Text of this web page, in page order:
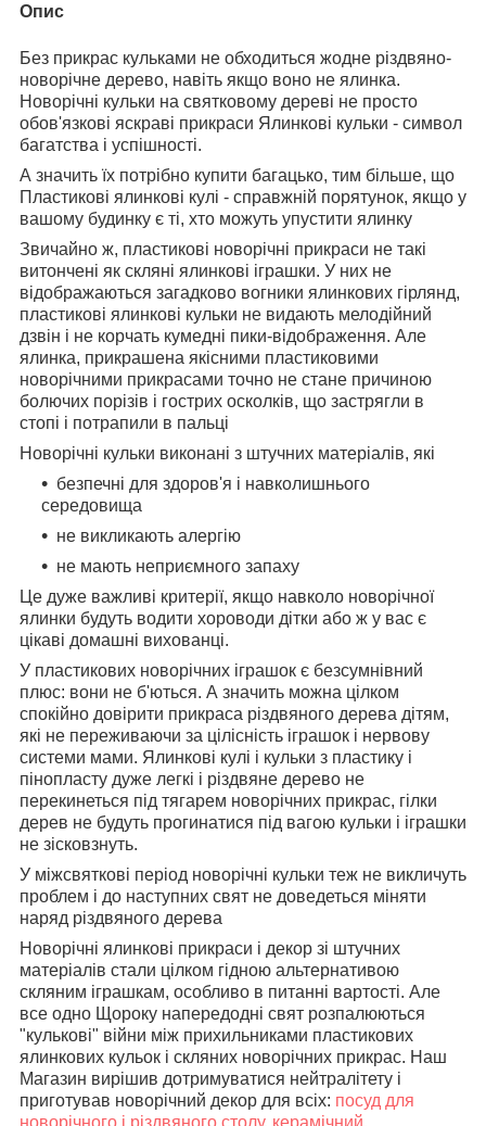
Опис
Без прикрас кульками не обходиться жодне різдвяно-
новорічне дерево, навіть якщо воно не ялинка.
Новорічні кульки на святковому дереві не просто
обов'язкові яскраві прикраси Ялинкові кульки - символ
багатства і успішності.
А значить їх потрібно купити багацько, тим більше, що
Пластикові ялинкові кулі - справжній порятунок, якщо у
вашому будинку є ті, хто можуть упустити ялинку
Звичайно ж, пластикові новорічні прикраси не такі
витончені як скляні ялинкові іграшки. У них не
відображаються загадково вогники ялинкових гірлянд,
пластикові ялинкові кульки не видають мелодійний
дзвін і не корчать кумедні пики-відображення. Але
ялинка, прикрашена якісними пластиковими
новорічними прикрасами точно не стане причиною
болючих порізів і гострих осколків, що застрягли в
стопі і потрапили в пальці
Новорічні кульки виконані з штучних матеріалів, які
безпечні для здоров'я і навколишнього
середовища
не викликають алергію
не мають неприємного запаху
Це дуже важливі критерії, якщо навколо новорічної
ялинки будуть водити хороводи дітки або ж у вас є
цікаві домашні вихованці.
У пластикових новорічних іграшок є безсумнівний
плюс: вони не б'ються. А значить можна цілком
спокійно довірити прикраса різдвяного дерева дітям,
які не переживаючи за цілісність іграшок і нервову
системи мами. Ялинкові кулі і кульки з пластику і
пінопласту дуже легкі і різдвяне дерево не
перекинеться під тягарем новорічних прикрас, гілки
дерев не будуть прогинатися під вагою кульки і іграшки
не зісковзнуть.
У міжсвяткові період новорічні кульки теж не викличуть
проблем і до наступних свят не доведеться міняти
наряд різдвяного дерева
Новорічні ялинкові прикраси і декор зі штучних
матеріалів стали цілком гідною альтернативою
скляним іграшкам, особливо в питанні вартості. Але
все одно Щороку напередодні свят розпалюються
"кулькові" війни між прихильниками пластикових
ялинкових кульок і скляних новорічних прикрас. Наш
Магазин вирішив дотримуватися нейтралітету і
приготував новорічний декор для всіх: посуд для
новорічного і різдвяного столу, керамічний,